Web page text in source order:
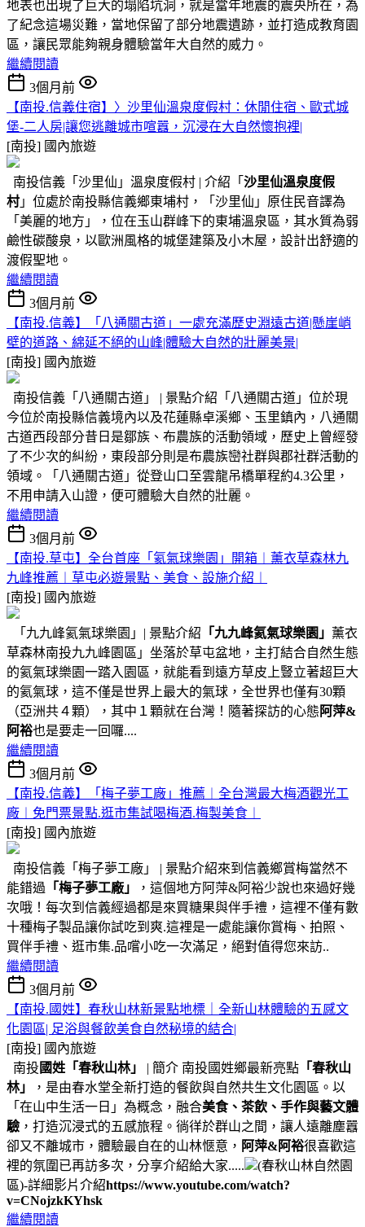
地表也出現了巨大的塌陷坑洞，就是當年地震的震央所在，為
了紀念這場災難，當地保留了部分地震遺跡，並打造成教育園
區，讓民眾能夠親身體驗當年大自然的威力。
繼續閱讀
3個月前
【南投.信義住宿】〉沙里仙溫泉度假村：休閒住宿、歐式城
堡-二人房|讓您逃離城市喧囂，沉浸在大自然懷抱裡|
[南投] 國內旅遊
南投信義「沙里仙」溫泉度假村 | 介紹「 沙里仙溫泉度假
村」位處於南投縣信義鄉東埔村，「沙里仙」原住民音譯為
「美麗的地方」，位在玉山群峰下的東埔溫泉區，其水質為弱
鹼性碳酸泉，以歐洲風格的城堡建築及小木屋，設計出舒適的
渡假聖地。
繼續閱讀
3個月前
【南投.信義】「八通關古道」一處充滿歷史淵遠古道|懸崖峭
壁的道路、綿延不絕的山峰|體驗大自然的壯麗美景|
[南投] 國內旅遊
南投信義「八通關古道」 | 景點介紹「八通關古道」位於現
今位於南投縣信義境內以及花蓮縣卓溪鄉、玉里鎮內，八通關
古道西段部分昔日是鄒族、布農族的活動領域，歷史上曾經發
了不少次的糾紛，東段部分則是布農族巒社群與郡社群活動的
領域。「八通關古道」從登山口至雲龍吊橋單程約4.3公里，
不用申請入山證，便可體驗大自然的壯麗。
繼續閱讀
3個月前
【南投.草屯】全台首座「氦氣球樂園」開箱︱薰衣草森林九
九峰推薦︱草屯必遊景點、美食、設施介紹︱
[南投] 國內旅遊
「九九峰氦氣球樂園」| 景點介紹 「九九峰氦氣球樂園」 薰衣
草森林南投九九峰園區」坐落於草屯盆地，主打結合自然生態
的氦氣球樂園一踏入園區，就能看到遠方草皮上豎立著超巨大
的氦氣球，這不僅是世界上最大的氣球，全世界也僅有30顆
（亞洲共４顆），其中１顆就在台灣！隨著探訪的心態 阿萍&
阿裕也是要走一回囉....
繼續閱讀
3個月前
【南投.信義】「梅子夢工廠」推薦︱全台灣最大梅酒觀光工
廠︱免門票景點.逛市集試喝梅酒.梅製美食︱
[南投] 國內旅遊
南投信義「梅子夢工廠」 | 景點介紹來到信義鄉賞梅當然不
能錯過 「梅子夢工廠」
，這個地方阿萍&阿裕少說也來過好幾
次哦！每次到信義經過都是來買糖果與伴手禮，這裡不僅有數
十種梅子製品讓你試吃到爽.這裡是一處能讓你賞梅、拍照、
買伴手禮、逛市集.品嚐小吃一次滿足，絕對值得您來訪..
繼續閱讀
3個月前
【南投.國姓】春秋山林新景點地標｜全新山林體驗的五感文
化園區| 足浴與餐飲美食自然秘境的結合|
[南投] 國內旅遊
南投 國姓 「春秋山林」 | 簡介 南投國姓鄉最新亮點 「春秋山
林」
，是由春水堂全新打造的餐飲與自然共生文化園區。以
「在山中生活一日」為概念，融合美食、茶飲、手作與藝文體
驗 ，打造沉浸式的五感旅程。徜徉於群山之間，讓人遠離塵囂
卻又不離城市，體驗最自在的山林愜意， 阿萍&阿裕很喜歡這
裡的氛圍已再訪多次，分享介紹給大家.....
(春秋山林自然園
區)-詳細影片介紹https://www.youtube.com/watch?
v=CNojzkKYhsk
繼續閱讀